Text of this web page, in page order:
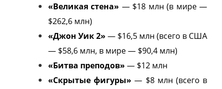
«Великая стена» — $18 млн (в мире —
$262,6 млн)
«Джон Уик 2» — $16,5 млн (всего в США
— $58,6 млн, в мире — $90,4 млн)
«Битва преподов» — $12 млн
«Скрытые фигуры» — $8 млн (всего в